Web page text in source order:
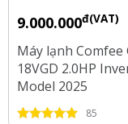
9.000.000đ(VAT)
Máy lạnh Comfee
18VGD 2.0HP
Model 2025
85